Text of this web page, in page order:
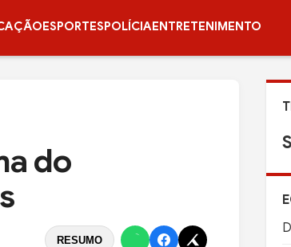
ESPORTESPOLÍCIAENTRETENIMENTO
do
RESUMO